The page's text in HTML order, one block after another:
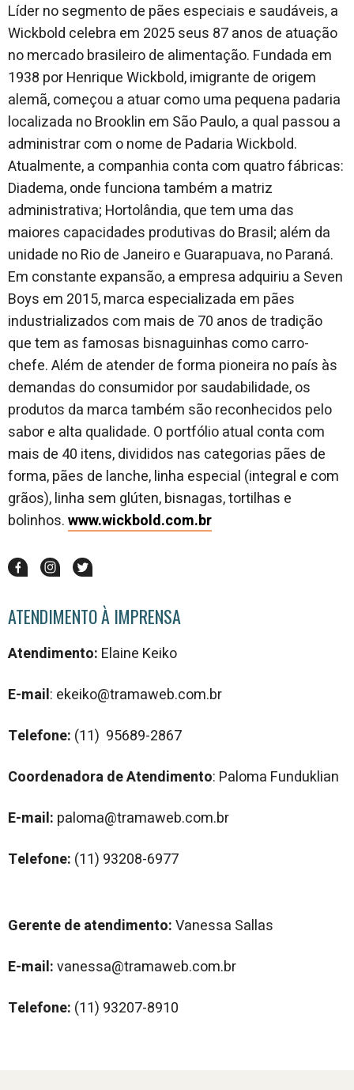
Líder no segmento de pães especiais e saudáveis, a
Wickbold celebra em 2025 seus 87 anos de atuação
no mercado brasileiro de alimentação. Fundada em
1938 por Henrique Wickbold, imigrante de origem
alemã, começou a atuar como uma pequena padaria
localizada no Brooklin em São Paulo, a qual passou a
administrar com o nome de Padaria Wickbold.
Atualmente, a companhia conta com quatro fábricas:
Diadema, onde funciona também a matriz
administrativa; Hortolândia, que tem uma das
maiores capacidades produtivas do Brasil; além da
unidade no Rio de Janeiro e Guarapuava, no Paraná.
Em constante expansão, a empresa adquiriu a Seven
Boys em 2015, marca especializada em pães
industrializados com mais de 70 anos de tradição
que tem as famosas bisnaguinhas como carro-
chefe. Além de atender de forma pioneira no país às
demandas do consumidor por saudabilidade, os
produtos da marca também são reconhecidos pelo
sabor e alta qualidade. O portfólio atual conta com
mais de 40 itens, divididos nas categorias pães de
forma, pães de lanche, linha especial (integral e com
grãos), linha sem glúten, bisnagas, tortilhas e
bolinhos.www.wickbold.com.br
ATENDIMENTO À IMPRENSA
Atendimento: Elaine Keiko
E-mail: ekeiko@tramaweb.com.br
Telefone: (11) 95689-2867
Coordenadora de Atendimento: Paloma Funduklian
E-mail: paloma@tramaweb.com.br
Telefone: (11) 93208-6977
Gerente de atendimento:Vanessa Sallas
E-mail:vanessa@tramaweb.com.br
Telefone: (11) 93207-8910